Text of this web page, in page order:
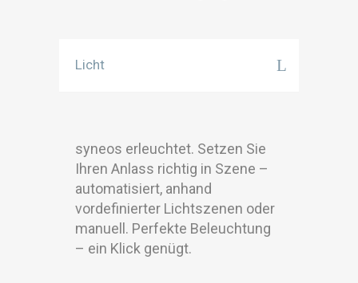
Licht
syneos erleuchtet. Setzen Sie
Ihren Anlass richtig in Szene –
automatisiert, anhand
vordefinierter Lichtszenen oder
manuell. Perfekte Beleuchtung
– ein Klick genügt.